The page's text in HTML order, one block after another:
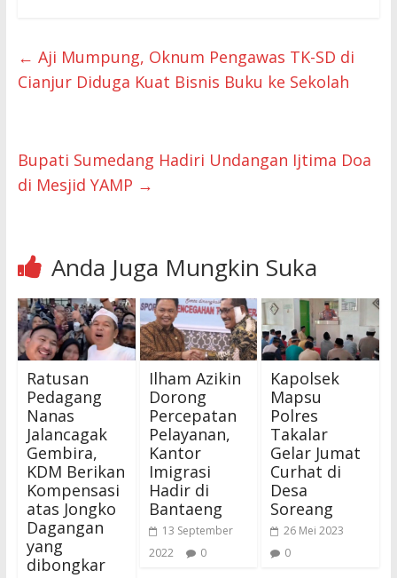
← Aji Mumpung, Oknum Pengawas TK-SD di
Cianjur Diduga Kuat Bisnis Buku ke Sekolah
Bupati Sumedang Hadiri Undangan Ijtima Doa
di Mesjid YAMP →
Anda Juga Mungkin Suka
Ratusan
Pedagang
Nanas
Jalancagak
Gembira,
KDM Berikan
Kompensasi
atas Jongko
Dagangan
yang
dibongkar
Ilham Azikin
Dorong
Percepatan
Pelayanan,
Kantor
Imigrasi
Hadir di
Bantaeng
13 September
2022
0
Kapolsek
Mapsu
Polres
Takalar
Gelar Jumat
Curhat di
Desa
Soreang
26 Mei 2023
0